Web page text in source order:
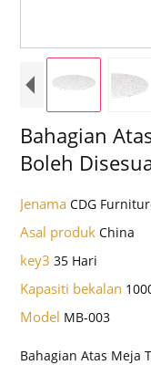
Bahagian
Boleh
JenamaCDG
Asal produkChina
key335 Hari
Kapasiti bekalan
Model MB-003
Bahagian Atas Meja